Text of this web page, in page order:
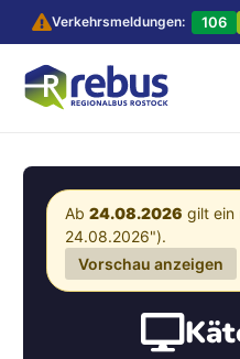
Verkehrsmeldungen: 106
Ab 24.08.2026 gilt ein
24.08.2026").
Vorschau anzeigen